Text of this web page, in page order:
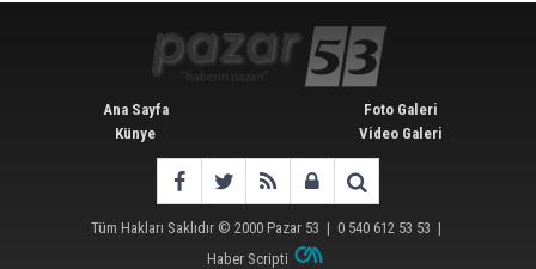
Ana Sayfa
Künye
Foto Galeri
Video Galeri
Tüm Hakları Saklıdır © 2000 Pazar 53 | 0 540 612 53 53 |
Haber Scripti